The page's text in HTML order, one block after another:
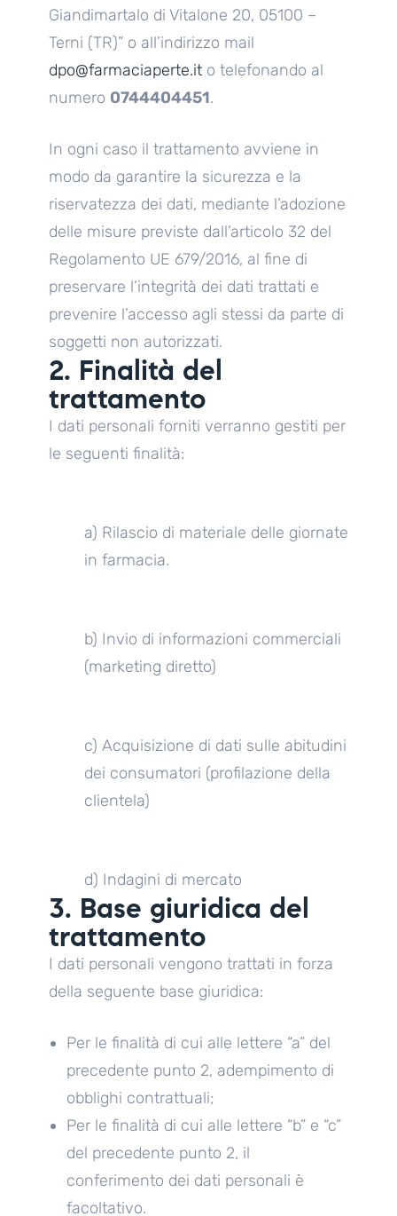
Giandimartalo di Vitalone 20, 05100 –
Terni (TR)” o all’indirizzo mail
dpo@farmaciaperte.it o telefonando al
numero 0744404451.
In ogni caso il trattamento avviene in
modo da garantire la sicurezza e la
riservatezza dei dati, mediante l’adozione
delle misure previste dall’articolo 32 del
Regolamento UE 679/2016, al fine di
preservare l’integrità dei dati trattati e
prevenire l’accesso agli stessi da parte di
soggetti non autorizzati.
2. Finalità del
trattamento
I dati personali forniti verranno gestiti per
le seguenti finalità:
a) Rilascio di materiale delle giornate
in farmacia.
b) Invio di informazioni commerciali
(marketing diretto)
c) Acquisizione di dati sulle abitudini
dei consumatori (profilazione della
clientela)
d) Indagini di mercato
3. Base giuridica del
trattamento
I dati personali vengono trattati in forza
della seguente base giuridica:
Per le finalità di cui alle lettere “a” del
precedente punto 2, adempimento di
obblighi contrattuali;
Per le finalità di cui alle lettere “b” e “c”
del precedente punto 2, il
conferimento dei dati personali è
facoltativo.